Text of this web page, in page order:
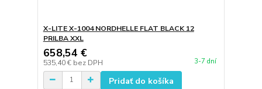
X-LITE X-1004 NORDHELLE FLAT BLACK 12
PRILBA XXL
658,54 €
535,40 € bez DPH 3-7 dní
Pridať do košíka